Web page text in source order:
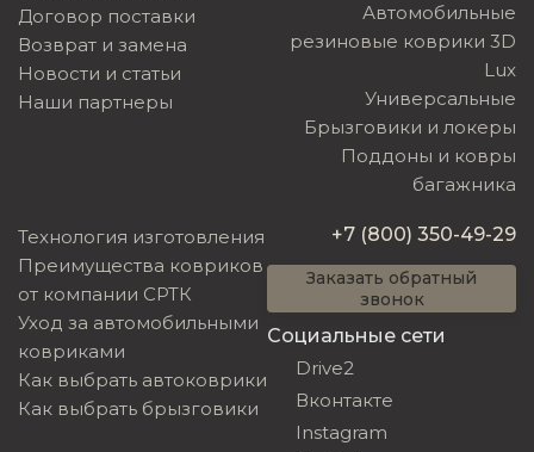
Договор поставки
Возврат и замена
Новости и статьи
Наши партнеры
Автомобильные
резиновые коврики 3D
Lux
Универсальные
Брызговики и локеры
Поддоны и ковры
багажника
Технология изготовления
Преимущества ковриков
от компании СРТК
Уход за автомобильными
ковриками
Как выбрать автоковрики
Как выбрать брызговики
+7 (800) 350-49-29
Заказать обратный
звонок
Социальные сети
Drive2
Вконтакте
Instagram